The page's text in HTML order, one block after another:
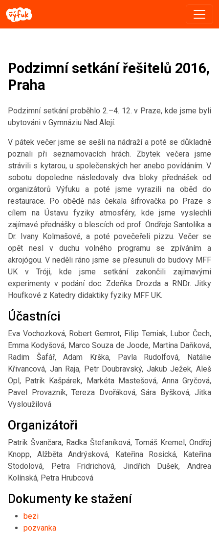
Podzimní setkání řešitelů 2016,
Praha
Podzimní setkání proběhlo 2.–4. 12. v Praze, kde jsme byli
ubytováni v Gymnáziu Nad Alejí.
V pátek večer jsme se sešli na nádraží a poté se důkladně
poznali při seznamovacích hrách. Zbytek večera jsme
strávili s kytarou, u společenských her anebo povídáním. V
sobotu dopoledne následovaly dva bloky přednášek od
organizátorů Výfuku a poté jsme vyrazili na oběd do
restaurace. Po obědě nás čekala šifrovačka po Praze s
cílem na Ústavu fyziky atmosféry, kde jsme vyslechli
zajímavé přednášky o blescích od prof. Ondřeje Santolíka a
Dr. Ivany Kolmašové, a poté povečeřeli pizzu. Večer se
opět nesl v duchu volného programu se zpíváním a
akrojógou. V neděli ráno jsme se přesunuli do budovy MFF
UK v Tróji, kde jsme setkání zakončili zajímavými
experimenty v podání doc. Zdeňka Drozda a RNDr. Jitky
Houfkové z Katedry didaktiky fyziky MFF UK.
Účastníci
Eva Vochozková, Robert Gemrot, Filip Temiak, Lubor Čech,
Emma Kodyšová, Marco Souza de Joode, Martina Daňková,
Radim Šafář, Adam Krška, Pavla Rudolfová, Natálie
Křivancová, Jan Raja, Petr Doubravský, Jakub Ježek, Aleš
Opl, Patrik Kašpárek, Markéta Mastešová, Anna Gryčová,
Pavel Provazník, Tereza Dvořáková, Sára Byšková, Jitka
Vysloužilová
Organizátoři
Patrik Švančara, Radka Štefaníková, Tomáš Kremel, Ondřej
Knopp, Alžběta Andrýsková, Kateřina Rosická, Kateřina
Stodolová, Petra Fridrichová, Jindřich Dušek, Andrea
Kolínská, Petra Hrubcová
Dokumenty ke stažení
bezi
pozvanka